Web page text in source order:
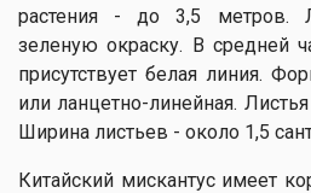
растения - до 3,5 метров.
зеленую окраску. В средней
присутствует белая линия.
или ланцетно-линейная.
Ширина листьев - около 1,5
Китайский мискантус имеет